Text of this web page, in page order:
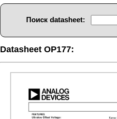
Поиск datasheet:
Datasheet OP177: